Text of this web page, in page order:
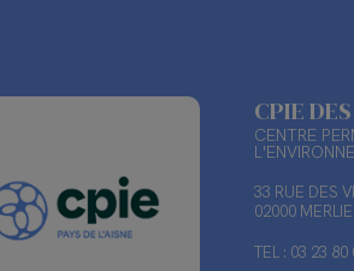
CPIE
CENTRE
33 RUE DES
02000
TEL : 03 23 80